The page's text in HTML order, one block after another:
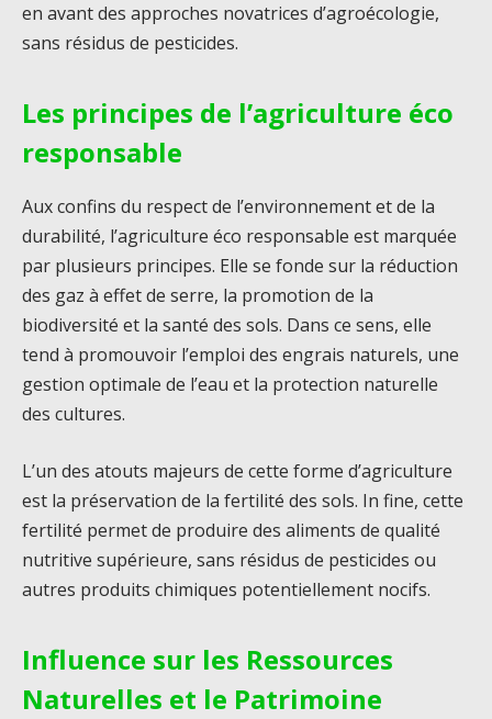
en avant des approches novatrices d’agroécologie,
sans résidus de pesticides.
Les principes de l’agriculture éco
responsable
Aux confins du respect de l’environnement et de la
durabilité, l’agriculture éco responsable est marquée
par plusieurs principes. Elle se fonde sur la réduction
des gaz à effet de serre, la promotion de la
biodiversité et la santé des sols. Dans ce sens, elle
tend à promouvoir l’emploi des engrais naturels, une
gestion optimale de l’eau et la protection naturelle
des cultures.
L’un des atouts majeurs de cette forme d’agriculture
est la préservation de la fertilité des sols. In fine, cette
fertilité permet de produire des aliments de qualité
nutritive supérieure, sans résidus de pesticides ou
autres produits chimiques potentiellement nocifs.
Influence sur les Ressources
Naturelles et le Patrimoine